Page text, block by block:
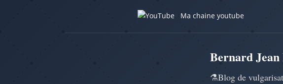
Ma chaine youtube
Bernard
⚗️Blog de